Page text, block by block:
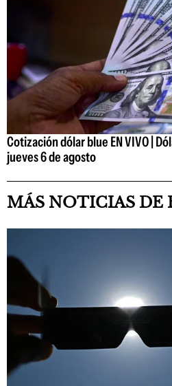
Cotización dólar blue EN VIVO |
jueves 6 de agosto
MÁS NOTICIAS DE